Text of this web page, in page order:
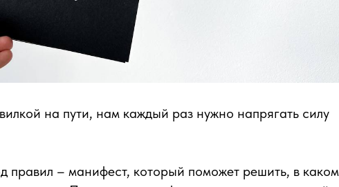
на пути, нам каждый раз нужно напрягать силу
правил – манифест, который поможет решить, в каком